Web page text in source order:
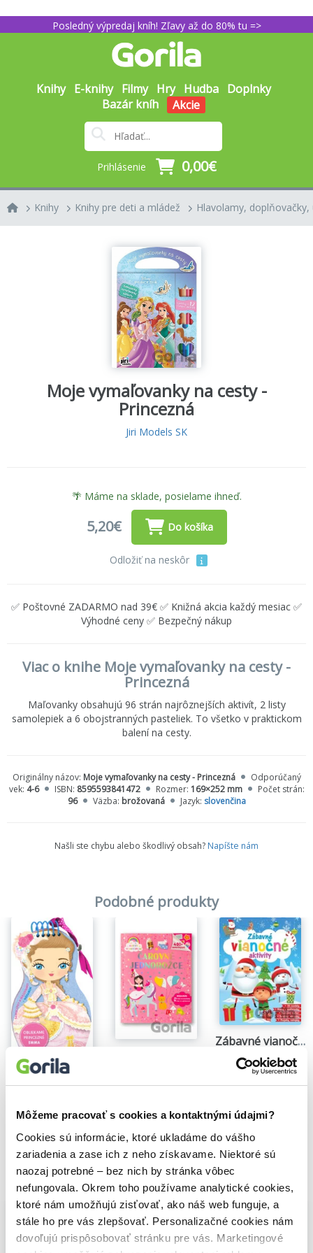
Môžeme pracovať s cookies a kontaktnými údajmi?
Cookies sú informácie, ktoré ukladáme do vášho
zariadenia a zase ich z neho získavame. Niektoré sú
naozaj potrebné – bez nich by stránka vôbec
nefungovala. Okrem toho používame analytické cookies,
ktoré nám umožňujú zisťovať, ako náš web funguje, a
stále ho pre vás zlepšovať. Personalizačné cookies nám
dovoľujú prispôsobovať stránku pre vás. Marketingové
Posledný výpredaj kníh! Zľavy až do 80% tu =>
Knihy E-knihy Filmy Hry Hudba Doplnky
Bazár kníh
Akcie
Prihlásenie 0,00€
Knihy Knihy pre deti a mládež Hlavolamy, doplňovačky,
Moje vymaľovanky na cesty -
Princezná
Jiri Models SK
🌴 Máme na sklade, posielame ihneď.
5,20€ Do košíka
Odložiť na neskôr
✅ Poštovné ZADARMO nad 39€ ✅ Knižná akcia každý mesiac ✅
Výhodné ceny ✅ Bezpečný nákup
Viac o knihe Moje vymaľovanky na cesty -
Princezná
Maľovanky obsahujú 96 strán najrôznejších aktivít, 2 listy
samolepiek a 6 obojstranných pasteliek. To všetko v praktickom
balení na cesty.
Originálny názov: Moje vymaľovanky na cesty - Princezná
Odporúčaný
vek: 4-6 ISBN: 8595593841472 Rozmer: 169×252 mm
Počet strán:
96
Väzba: brožovaná Jazyk: slovenčina
Našli ste chybu alebo škodlivý obsah? Napíšte nám
Podobné produkty
Na sklade
Obliekame bábiky - Princezná Emma
5,60€
Zábavné vianočné aktivity
8,00€
Vybrané pre teba